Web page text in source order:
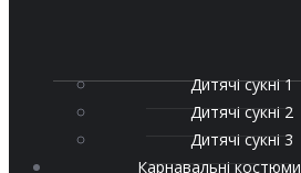
Дитячі сукні 1
Дитячі сукні 2
Дитячі сукні 3
Карнавальні костюми